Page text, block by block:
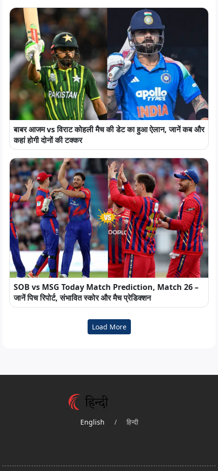
बाबर आजम vs विराट कोहली मैच की डेट का हुआ ऐलान, जानें कब और
कहां होगी दोनों की टक्कर
SOB vs MSG Today Match Prediction, Match 26 –
जानें पिच रिपोर्ट, संभावित स्कोर और मैच प्रेडिक्शन
Load More
English / हिन्दी